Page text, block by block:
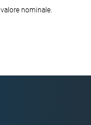
nominale.